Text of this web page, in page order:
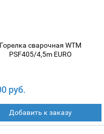
Горелка сварочная WTM
PSF405/4,5m EURO
руб.
Добавить к заказу